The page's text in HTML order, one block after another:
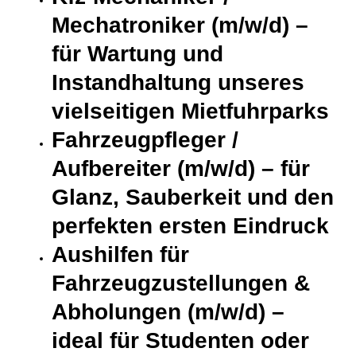
Mechatroniker (m/w/d) –
für Wartung und
Instandhaltung unseres
vielseitigen Mietfuhrparks
Fahrzeugpfleger /
Aufbereiter (m/w/d) – für
Glanz, Sauberkeit und den
perfekten ersten Eindruck
Aushilfen für
Fahrzeugzustellungen &
Abholungen (m/w/d) –
ideal für Studenten oder